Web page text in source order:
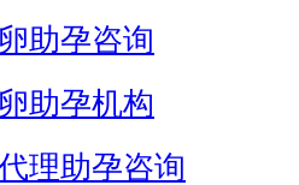
助孕咨询
助孕机构
理助孕咨询